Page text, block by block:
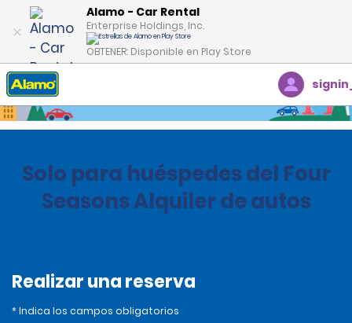
Alamo - Car Rental
Enterprise Holdings, Inc.
OBTENER: Disponible en Play Store
Inicio Oficinas
Solo para huéspedes del Four
Seasons Alquiler de autos
Realizar una reserva
* Indica los campos obligatorios